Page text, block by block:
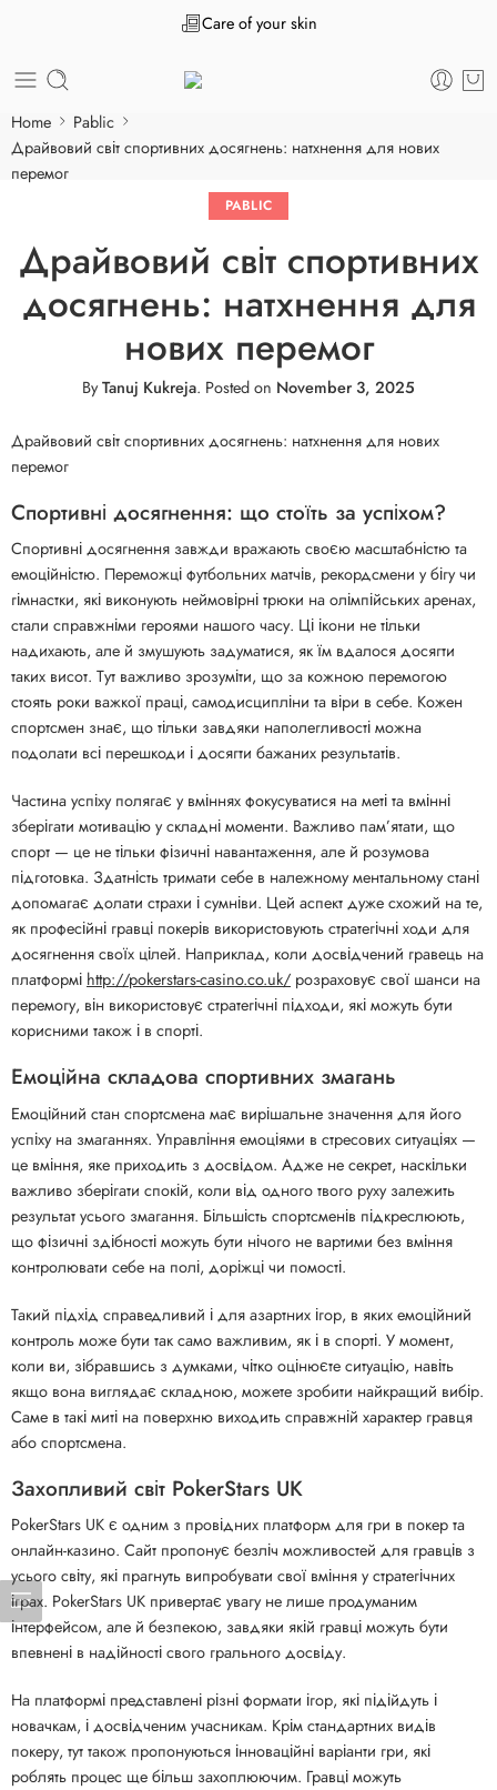
Care of your skin
Home
Pablic
Драйвовий світ спортивних досягнень: натхнення для нових
перемог
PABLIC
Драйвовий світ спортивних
досягнень: натхнення для
нових перемог
ByTanuj Kukreja. Posted on November 3, 2025
Драйвовий світ спортивних досягнень: натхнення для нових
перемог
Спортивні досягнення: що стоїть за успіхом?
Спортивні досягнення завжди вражають своєю масштабністю та
емоційністю. Переможці футбольних матчів, рекордсмени у бігу чи
гімнастки, які виконують неймовірні трюки на олімпійських аренах,
стали справжніми героями нашого часу. Ці ікони не тільки
надихають, але й змушують задуматися, як їм вдалося досягти
таких висот. Тут важливо зрозуміти, що за кожною перемогою
стоять роки важкої праці, самодисципліни та віри в себе. Кожен
спортсмен знає, що тільки завдяки наполегливості можна
подолати всі перешкоди і досягти бажаних результатів.
Частина успіху полягає у вміннях фокусуватися на меті та вмінні
зберігати мотивацію у складні моменти. Важливо пам’ятати, що
спорт — це не тільки фізичні навантаження, але й розумова
підготовка. Здатність тримати себе в належному ментальному стані
допомагає долати страхи і сумніви. Цей аспект дуже схожий на те,
як професійні гравці покерів використовують стратегічні ходи для
досягнення своїх цілей. Наприклад, коли досвідчений гравець на
платформі http://pokerstars-casino.co.uk/ розраховує свої шанси на
перемогу, він використовує стратегічні підходи, які можуть бути
корисними також і в спорті.
Емоційна складова спортивних змагань
Емоційний стан спортсмена має вирішальне значення для його
успіху на змаганнях. Управління емоціями в стресових ситуаціях —
це вміння, яке приходить з досвідом. Адже не секрет, наскільки
важливо зберігати спокій, коли від одного твого руху залежить
результат усього змагання. Більшість спортсменів підкреслюють,
що фізичні здібності можуть бути нічого не вартими без вміння
контролювати себе на полі, доріжці чи помості.
Такий підхід справедливий і для азартних ігор, в яких емоційний
контроль може бути так само важливим, як і в спорті. У момент,
коли ви, зібравшись з думками, чітко оцінюєте ситуацію, навіть
якщо вона виглядає складною, можете зробити найкращий вибір.
Саме в такі миті на поверхню виходить справжній характер гравця
або спортсмена.
Захопливий світ PokerStars UK
PokerStars UK є одним з провідних платформ для гри в покер та
онлайн-казино. Сайт пропонує безліч можливостей для гравців з
усього світу, які прагнуть випробувати свої вміння у стратегічних
іграх. PokerStars UK привертає увагу не лише продуманим
інтерфейсом, але й безпекою, завдяки якій гравці можуть бути
впевнені в надійності свого грального досвіду.
На платформі представлені різні формати ігор, які підійдуть і
новачкам, і досвідченим учасникам. Крім стандартних видів
покеру, тут також пропонуються інноваційні варіанти гри, які
роблять процес ще більш захоплюючим. Гравці можуть